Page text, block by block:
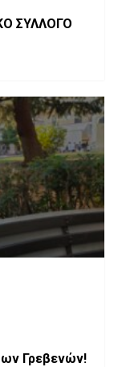
ΣΥΛΛΟΓΟ
Γρεβενών!